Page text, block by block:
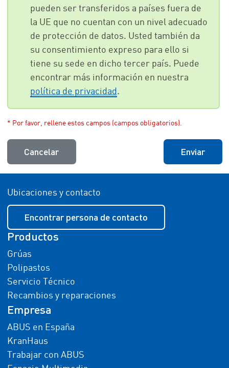
pueden ser transferidos a países fuera de
la UE que no cuentan con un nivel adecuado
de protección de datos. Usted también da
su consentimiento expreso para ello si
tiene su sede en dicho tercer país. Puede
encontrar más información en nuestra
política de privacidad .
* Por favor, rellene estos campos (campos obligatorios).
Cancelar Enviar
Ubicaciones y contacto
Encontrar persona de contacto
Productos
Grúas
Polipastos
Servicio Técnico
Recambios y reparaciones
Empresa
ABUS en España
KranHaus
Trabajar con ABUS